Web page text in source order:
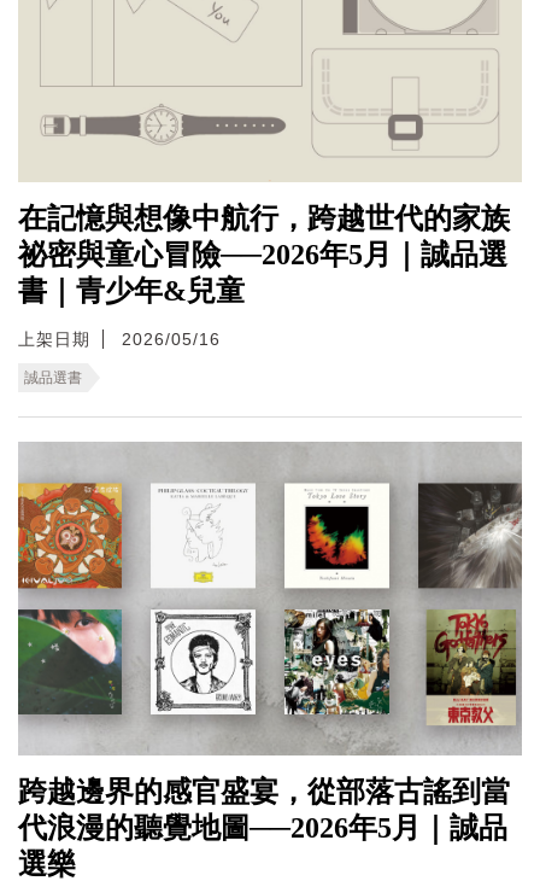
在記憶與想像中航行，跨越世代的家族
祕密與童心冒險──2026年5月｜誠品選
書｜青少年&兒童
上架日期 2026/05/16
誠品選書
跨越邊界的感官盛宴，從部落古謠到當
代浪漫的聽覺地圖──2026年5月｜誠品
選樂